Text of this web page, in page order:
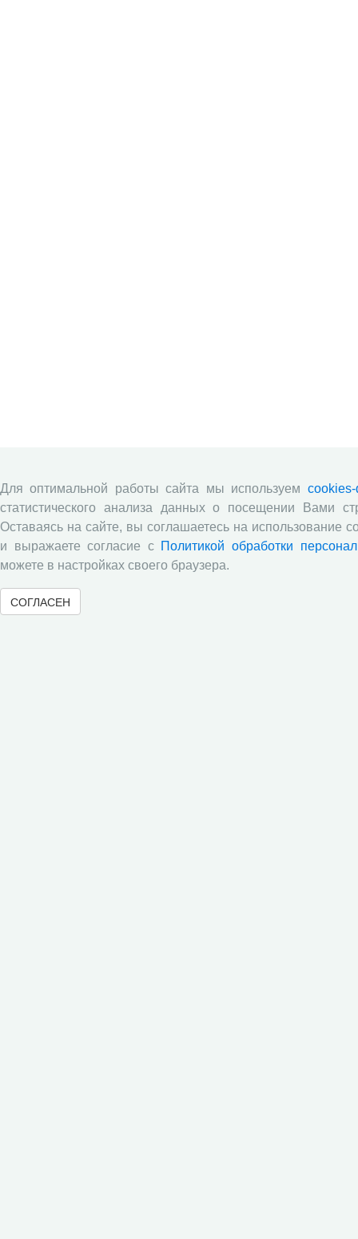
Для оптимальной работы сайта мы используем
статистического анализа данных о посещении Вами
Оставаясь на сайте, вы соглашаетесь на использование
и выражаете согласие с Политикой обработки
можете в настройках своего браузера.
СОГЛАСЕН